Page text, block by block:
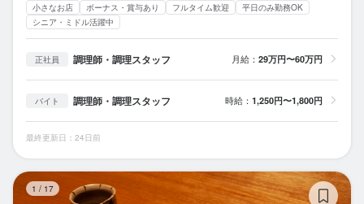
小さなお店 ボーナス・賞与あり フルタイム歓迎
平日のみ勤務OK
シニア・ミドル活躍中
正社員 調理師・調理スタッフ 月給： 29万円〜60万円
バイト 調理師・調理スタッフ 時給： 1,250円〜1,800円
最終更新日：24日前
1 / 17